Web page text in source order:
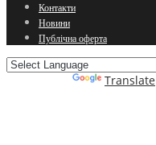
Контакти
Новини
Публічна оферта
Translate